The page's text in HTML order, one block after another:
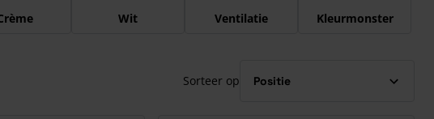
Wit Ventilatie Kleurmonster
Sorteer op